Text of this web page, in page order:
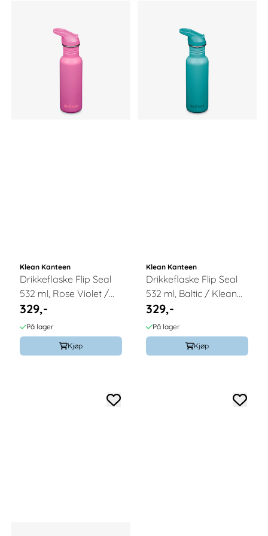
Klean Kanteen
Drikkeflaske Flip Seal
532 ml, Rose Violet /
Klean Kanteen
329,-
På lager
Kjøp
Klean Kanteen
Drikkeflaske Flip Seal
532 ml, Baltic / Klean
Kanteen
329,-
På lager
Kjøp